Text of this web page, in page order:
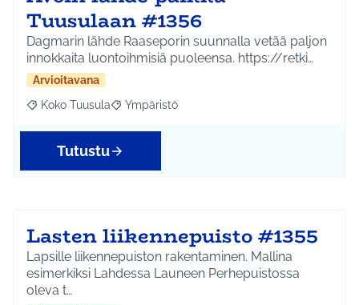
Tuusulaan #1356
Dagmarin lähde Raaseporin suunnalla vetää paljon
innokkaita luontoihmisiä puoleensa. https://retki…
Arvioitavana
Rajaa tulokset aihepiirin mukaan: Koko Tuusula
Koko Tuusula Rajaa tulokset teeman mukaan: Ympäristö
Ympäristö
Tutustu
Lasten liikennepuisto #1355
Lapsille liikennepuiston rakentaminen. Mallina
esimerkiksi Lahdessa Launeen Perhepuistossa
oleva t…